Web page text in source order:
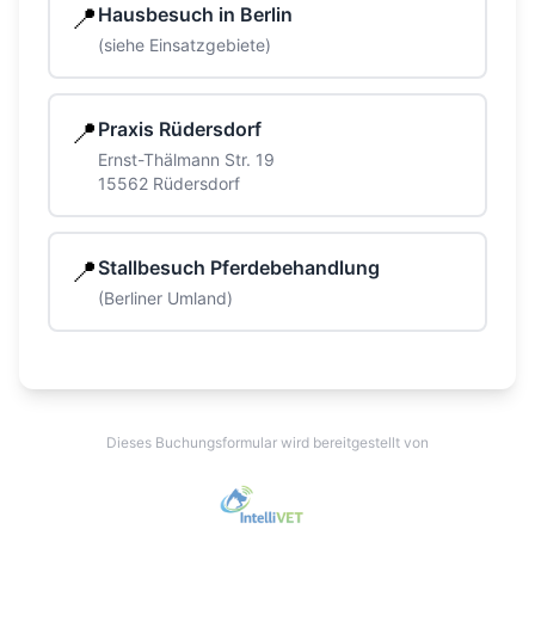
📍 Hausbesuch in Berlin
(siehe Einsatzgebiete)
📍 Praxis Rüdersdorf
Ernst-Thälmann Str. 19
15562 Rüdersdorf
📍 Stallbesuch Pferdebehandlung
(Berliner Umland)
Dieses Buchungsformular wird bereitgestellt von